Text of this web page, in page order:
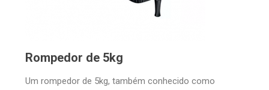
Rompedor de 5kg
Um rompedor de 5kg, também conhecido como